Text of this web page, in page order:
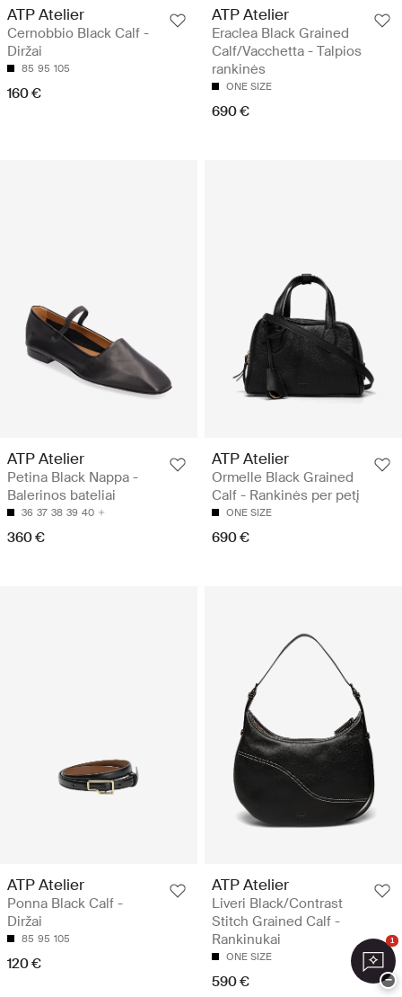
ATP Atelier
Cernobbio Black Calf -
Diržai
85 95 105
160 €
ATP Atelier
Eraclea Black Grained
Calf/Vacchetta - Talpios
rankinės
ONE SIZE
690 €
ATP Atelier
Petina Black Nappa -
Balerinos bateliai
36 37 38 39 40
360 €
ATP Atelier
Ormelle Black Grained
Calf - Rankinės per petį
ONE SIZE
690 €
ATP Atelier
Ponna Black Calf -
Diržai
85 95 105
120 €
ATP Atelier
Liveri Black/Contrast
Stitch Grained Calf -
Rankinukai
ONE SIZE
590 €
1
−